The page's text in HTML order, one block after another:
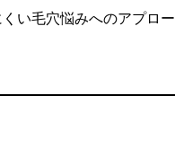
い毛穴悩みへのアプロー